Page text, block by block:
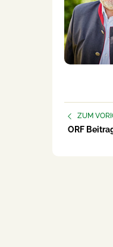
ZUM
ORF